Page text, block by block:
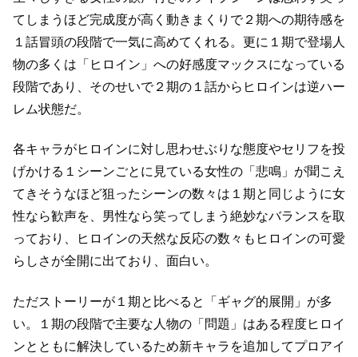
てしまうほど完成度が高く 動きまくりで２期への期待感を
１話冒頭の段階で一気に高めてくれる。 更に１期で登場人
物の多くは「ヒロイン」への好感度マックスになっている
段階であり、 そのせいで２期の１話からヒロインは逆ハー
レム状態だ。
各キャラがヒロインに対し思わせぶりな態度やセリフを投
げかける １シーンごとに見ている女性の「悲鳴」が聞こえ
てきそうなほど狙ったシーンの数々は １期と同じように女
性なら歓声を、男性なら笑ってしまう絶妙なバランスを取
っており、
ヒロインの天然な反応の数々もヒロインの可愛
らしさが全開に出ており、面白い。
ただストーリーが１期と比べると「ギャグ的展開」が多
い。
１期の段階で主要な人物の「問題」はある程度ヒロイ
ンとともに解決しているため新キャラを追加してプロアイ